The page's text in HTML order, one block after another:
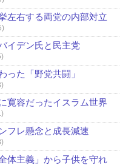
左右する両党の内部対立
イデン氏と民主党
った「野党共闘」
寛容だったイスラム世界
フレ懸念と成長減速
体主義」から子供を守れ